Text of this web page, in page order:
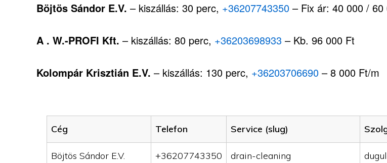
Böjtös Sándor E.V. – kiszállás: 30 perc, +36207743350 – Fix ár: 40 000 /
A . W.-PROFI Kft. – kiszállás: 80 perc, +36203698933 – Kb. 96 000 Ft
Kolompár Krisztián E.V. – kiszállás: 130 perc, +36203706690 – 8 000 Ft/m
Cég Telefon Service (slug)
Böjtös Sándor E.V. +36207743350 drain-cleaning